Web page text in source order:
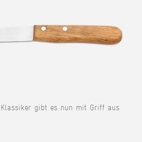
gibt es nun mit Griff aus